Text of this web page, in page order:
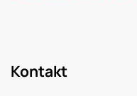
Kontakt